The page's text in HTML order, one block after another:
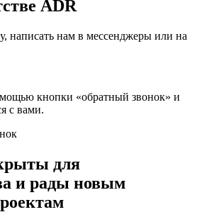
ADR
написать нам в мессенджеры или на
кнопки «обратный звонок» и
с вами.
для
и рады новым